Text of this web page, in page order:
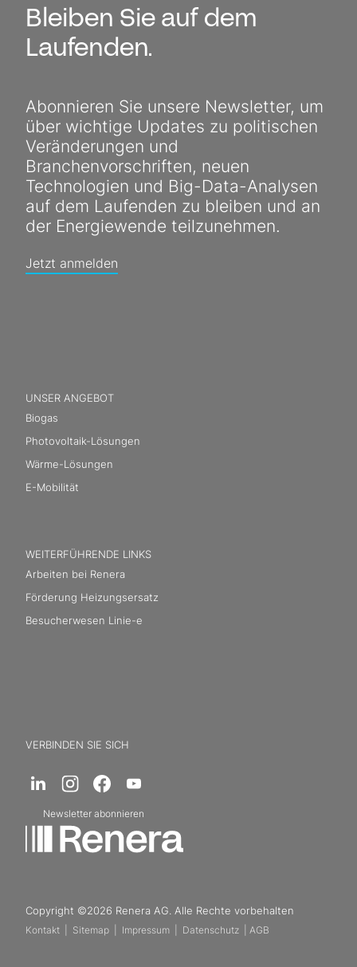
Bleiben Sie auf dem
Laufenden.
Abonnieren Sie unsere Newsletter, um
über wichtige Updates zu politischen
Veränderungen und
Branchenvorschriften, neuen
Technologien und Big-Data-Analysen
auf dem Laufenden zu bleiben und an
der Energiewende teilzunehmen.
Jetzt anmelden
UNSER ANGEBOT
Biogas
Photovoltaik-Lösungen
Wärme-Lösungen
E-Mobilität
WEITERFÜHRENDE LINKS
Arbeiten bei Renera
Förderung Heizungsersatz
Besucherwesen Linie-e
VERBINDEN SIE SICH
Newsletter abonnieren
Copyright ©2026 Renera AG. Alle Rechte vorbehalten
Kontakt Sitemap Impressum Datenschutz AGB